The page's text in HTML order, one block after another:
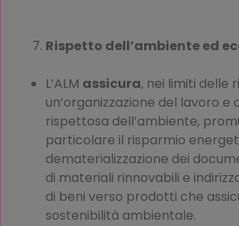
Rispetto dell’ambiente ed
L’ALM assicura, nei limiti delle
un’organizzazione del lavoro e
rispettosa dell’ambiente,
particolare il risparmio
dematerializzazione dei
di materiali rinnovabili e
di beni verso prodotti che
sostenibilità ambientale.